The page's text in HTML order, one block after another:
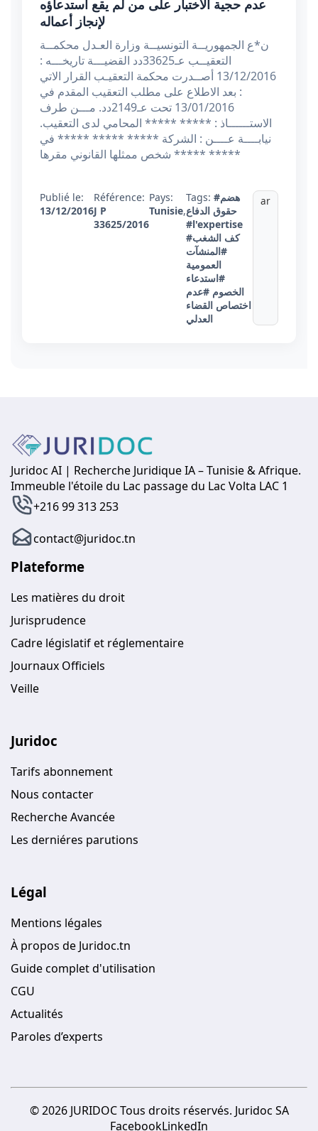
عدم حجية الاختبار على من لم يقع استدعاؤه
لإنجاز أعماله
ن*ع الجمهوريــة التونسيــة وزارة العـدل محكمــة
التعقيــب عـ33625دد القضيـــة تاريخـــه :
13/12/2016 أصــدرت محكمة التعقيـب القرار الاتي
: بعد الاطلاع على مطلب التعقيب المقدم في
13/01/2016 تحت عـ2149دد. مـــن طرف
الاستــــــاذ : ***** ***** المحامي لدى التعقيب.
نيابــــة عــــن : الشركة ***** ***** ***** في
شخص ممثلها القانوني مقرها ***** *****
Publié le:
13/12/2016
Référence:
J P
33625/2016
Pays:
Tunisie,
Tags: #هضم
حقوق الدفاع
#l'expertise
#كف الشغب
#المنشآت
العمومية
#استدعاء
الخصوم #عدم
اختصاص القضاء
العدلي
ar
Juridoc AI | Recherche Juridique IA – Tunisie & Afrique.
Immeuble l'étoile du Lac passage du Lac Volta LAC 1
+216 99 313 253
contact@juridoc.tn
Plateforme
Les matières du droit
Jurisprudence
Cadre législatif et réglementaire
Journaux Officiels
Veille
Juridoc
Tarifs abonnement
Nous contacter
Recherche Avancée
Les derniéres parutions
Légal
Mentions légales
À propos de Juridoc.tn
Guide complet d'utilisation
CGU
Actualités
Paroles d’experts
© 2026 JURIDOC Tous droits réservés. Juridoc SA
FacebookLinkedIn